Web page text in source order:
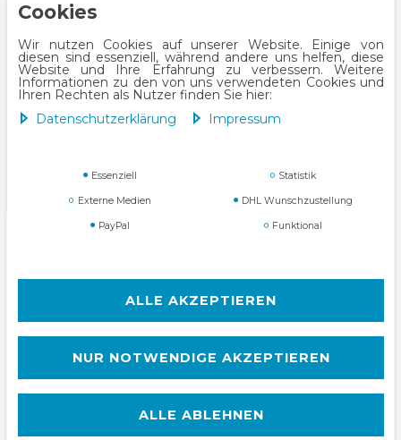
Cookies
Wir nutzen Cookies auf unserer Website. Einige von
diesen sind essenziell, während andere uns helfen, diese
Website und Ihre Erfahrung zu verbessern. Weitere
Informationen zu den von uns verwendeten Cookies und
Ihren Rechten als Nutzer finden Sie hier:
Daten­schutz­erklärung
Impressum
Essenziell Statistik
Externe Medien DHL Wunschzustellung
PayPal Funktional
ALLE AKZEPTIEREN
NUR NOTWENDIGE AKZEPTIEREN
ALLE ABLEHNEN
Impressum Daten­schutz­erklärung
AGB Widerrufs­recht
VERTRAG WIDERRUFEN